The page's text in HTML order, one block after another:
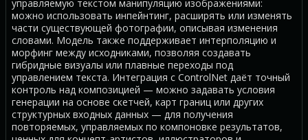
управляемую текстом манипуляцию изображениями:
можно использовать инпейнтинг, расширять или изменять
части существующей фотографии, описывая изменения
словами. Модель также поддерживает интерполяцию и
морфинг между исходниками, позволяя создавать
гибридные визуалы или плавные переходы под
управлением текста. Интеграция с ControlNet даёт точный
контроль над композицией — можно задавать условия
генерации на основе скетчей, карт границ или других
структурных входных данных — для получения
повторяемых, управляемых по компоновке результатов,